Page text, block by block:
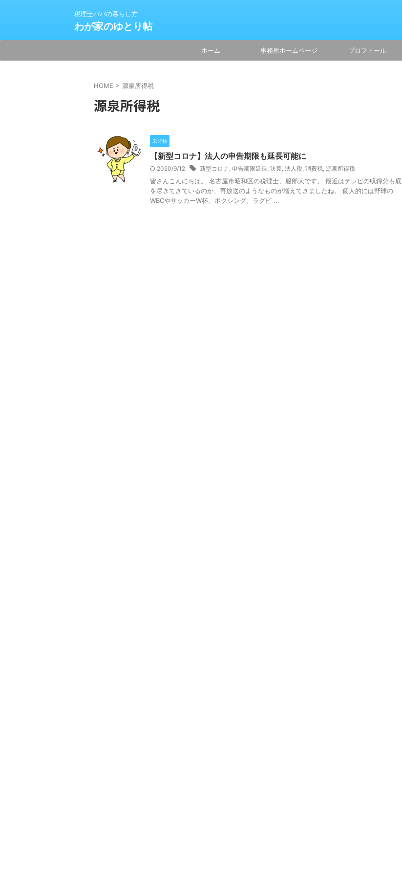
税理士パパの暮らし方
わが家のゆとり帖
ホーム 事務所ホームページ プロフィール
HOME > 源泉所得税
源泉所得税
未分類
【新型コロナ】法人の申告期限も延長可能に
2020/9/12 新型コロナ, 申告期限延長, 決算, 法人税, 消費税, 源泉所得税
皆さんこんにちは。 名古屋市昭和区の税理士、服部大です。 最近はテレビの収録分も底
を尽きてきているのか、再放送のようなものが増えてきましたね。 個人的には野球の
WBCやサッカーW杯、ボクシング、ラグビ ...